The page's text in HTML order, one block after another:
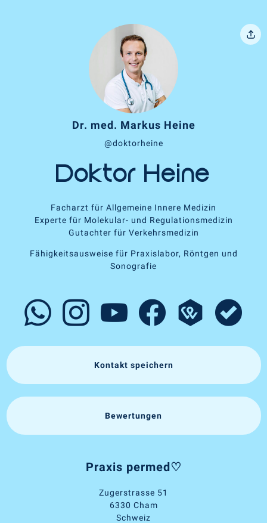
Dr. med. Markus Heine
@doktorheine
Doktor Heine
Facharzt für Allgemeine Innere Medizin
Experte für Molekular- und Regulationsmedizin
Gutachter für Verkehrsmedizin
Fähigkeitsausweise für Praxislabor, Röntgen und
Sonografie
Kontakt speichern
Bewertungen
Praxis permed♡
Zugerstrasse 51
6330 Cham
Schweiz